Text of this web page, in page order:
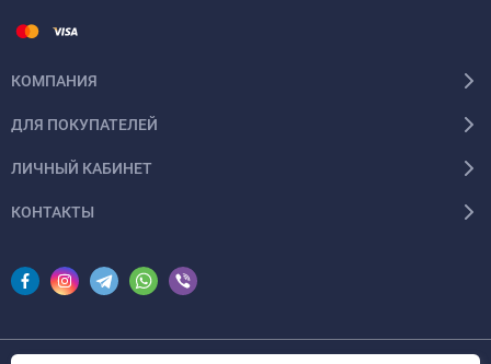
КОМПАНИЯ
ДЛЯ ПОКУПАТЕЛЕЙ
ЛИЧНЫЙ КАБИНЕТ
КОНТАКТЫ